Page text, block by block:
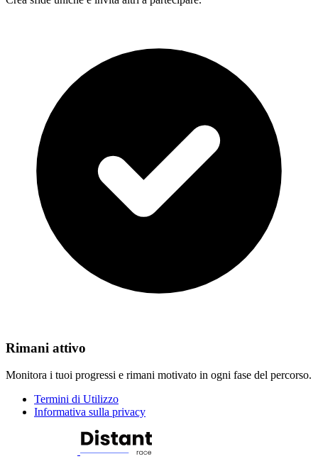
Rimani attivo
Monitora i tuoi progressi e rimani motivato in ogni fase del percorso.
Termini di Utilizzo
Informativa sulla privacy